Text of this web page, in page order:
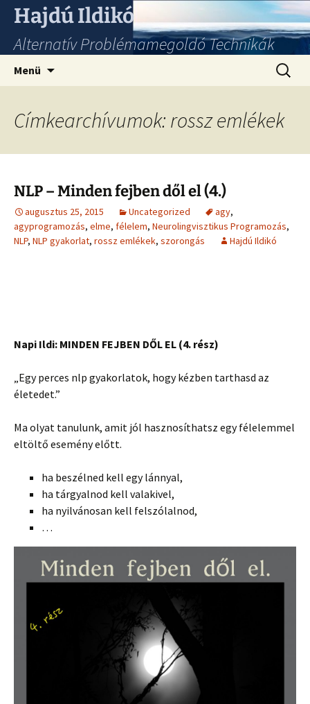
Hajdú Ildikó
Alternatív Problémamegoldó Technikák
Menü
Címkearchívumok: rossz emlékek
NLP – Minden fejben dől el (4.)
augusztus 25, 2015 Uncategorized agy,
agyprogramozás, elme, félelem, Neurolingvisztikus Programozás,
NLP, NLP gyakorlat, rossz emlékek, szorongás Hajdú Ildikó
Napi Ildi: MINDEN FEJBEN DŐL EL (4. rész)
„Egy perces nlp gyakorlatok, hogy kézben tarthasd az
életedet.”
Ma olyat tanulunk, amit jól hasznosíthatsz egy félelemmel
eltöltő esemény előtt.
ha beszélned kell egy lánnyal,
ha tárgyalnod kell valakivel,
ha nyilvánosan kell felszólalnod,
…